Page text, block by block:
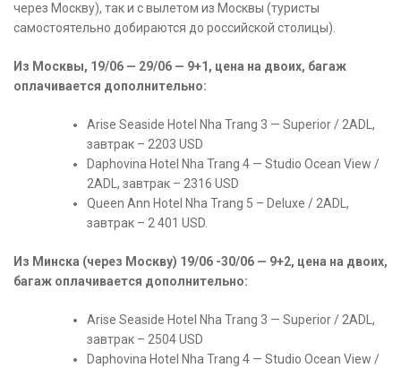
через Москву), так и с вылетом из Москвы (туристы
самостоятельно добираются до российской столицы).
Из Москвы, 19/06 — 29/06 — 9+1, цена на двоих, багаж
оплачивается дополнительно:
Arise Seaside Hotel Nha Trang 3 — Superior / 2ADL,
завтрак – 2203 USD
Daphovina Hotel Nha Trang 4 — Studio Ocean View /
2ADL, завтрак – 2316 USD
Queen Ann Hotel Nha Trang 5 – Deluxe / 2ADL,
завтрак – 2 401 USD.
Из Минска (через Москву) 19/06 -30/06 — 9+2, цена на двоих,
багаж оплачивается дополнительно:
Arise Seaside Hotel Nha Trang 3 — Superior / 2ADL,
завтрак – 2504 USD
Daphovina Hotel Nha Trang 4 — Studio Ocean View /